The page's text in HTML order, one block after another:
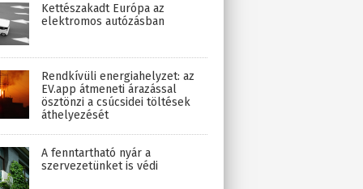
Kettészakadt Európa az
elektromos autózásban
Rendkívüli energiahelyzet: az
EV.app átmeneti árazással
ösztönzi a csúcsidei töltések
áthelyezését
A fenntartható nyár a
szervezetünket is védi